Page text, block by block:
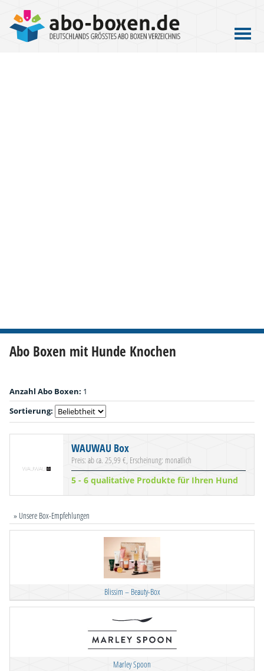
Abo Boxen mit Hunde Knochen
Anzahl Abo Boxen: 1
Sortierung:
WAUWAU Box
Preis: ab ca. 25,99 €, Erscheinung: monatlich
5 - 6 qualitative Produkte für Ihren Hund
» Unsere Box-Empfehlungen
Blissim – Beauty-Box
Marley Spoon